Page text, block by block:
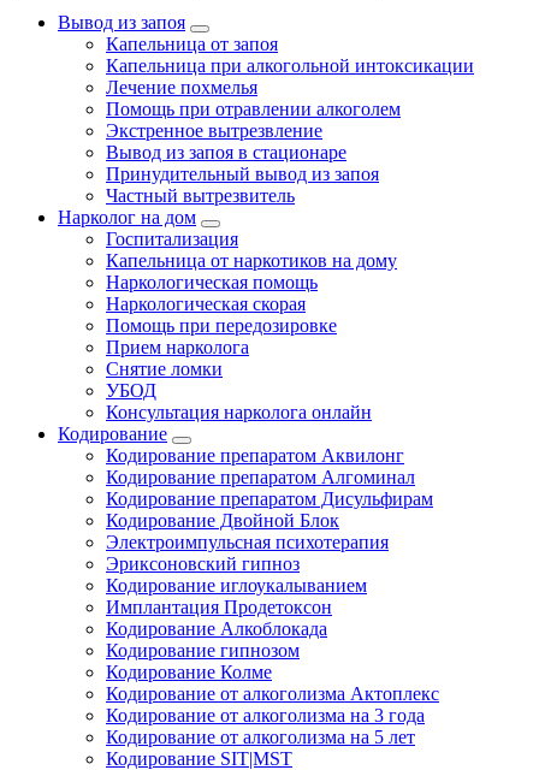
Вывод из запоя
Капельница от запоя
Капельница при алкогольной интоксикации
Лечение похмелья
Помощь при отравлении алкоголем
Экстренное вытрезвление
Вывод из запоя в стационаре
Принудительный вывод из запоя
Частный вытрезвитель
Нарколог на дом
Госпитализация
Капельница от наркотиков на дому
Наркологическая помощь
Наркологическая скорая
Помощь при передозировке
Прием нарколога
Снятие ломки
УБОД
Консультация нарколога онлайн
Кодирование
Кодирование препаратом Аквилонг
Кодирование препаратом Алгоминал
Кодирование препаратом Дисульфирам
Кодирование Двойной Блок
Электроимпульсная психотерапия
Эриксоновский гипноз
Кодирование иглоукалыванием
Имплантация Продетоксон
Кодирование Алкоблокада
Кодирование гипнозом
Кодирование Колме
Кодирование от алкоголизма Актоплекс
Кодирование от алкоголизма на 3 года
Кодирование от алкоголизма на 5 лет
Кодирование SIT|MST